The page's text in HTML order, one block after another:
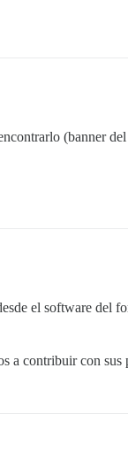
(banner
el software del
a contribuir con sus